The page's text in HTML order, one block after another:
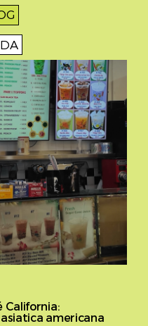
California:
americana